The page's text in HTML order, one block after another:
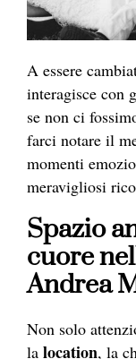
A essere
interagisce con
se non ci
farci notare il
momenti
meravigliosi
Spazio
cuore
Andrea
Non solo
la location, la